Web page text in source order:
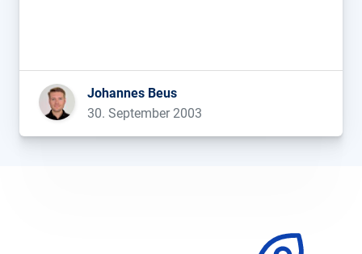
Johannes Beus
30. September 2003